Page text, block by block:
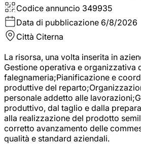
Codice annuncio 349935
Data di pubblicazione 6/8/2026
Città Citerna
La risorsa, una volta inserita in
Gestione operativa e organizzativa
falegnameria;Pianificazione e
produttive del
personale addetto alle
produttivo, dal taglio e dalla
alla realizzazione del prodotto
corretto avanzamento delle
qualità e standard aziendali.